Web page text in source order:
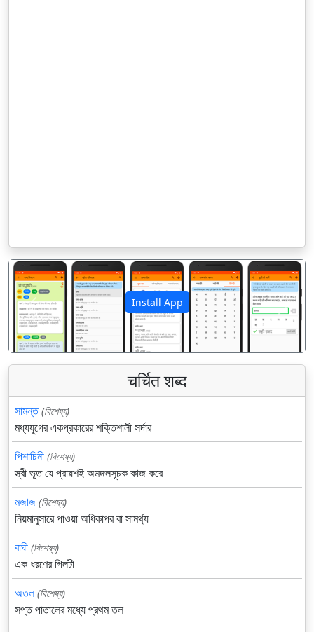
Install App
पिछला अगला
चर्चित शब्द
সামন্ত (বিশেষ্য)
মধ্যযুগের একপ্রকারের শক্তিশালী সর্দার
পিশাচিনী (বিশেষ্য)
স্ত্রী ভূত যে প্রায়শই অমঙ্গলসূচক কাজ করে
মজাজ (বিশেষ্য)
নিয়মানুসারে পাওয়া অধিকাপর বা সামর্থ্য
বাঘী (বিশেষ্য)
এক ধরণের গিলটী
অতল (বিশেষ্য)
সপ্ত পাতালের মধ্যে প্রথম তল